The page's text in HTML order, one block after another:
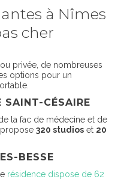
à Nîmes
cher
privée, de nombreuses
options pour un
SAINT-CÉSAIRE
la fac de médecine et de
propose 320 studios et 20
BESSE
résidence dispose de 62